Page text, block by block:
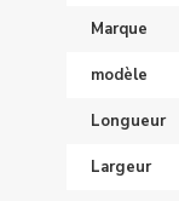
Marque
modèle
Longueur
Largeur